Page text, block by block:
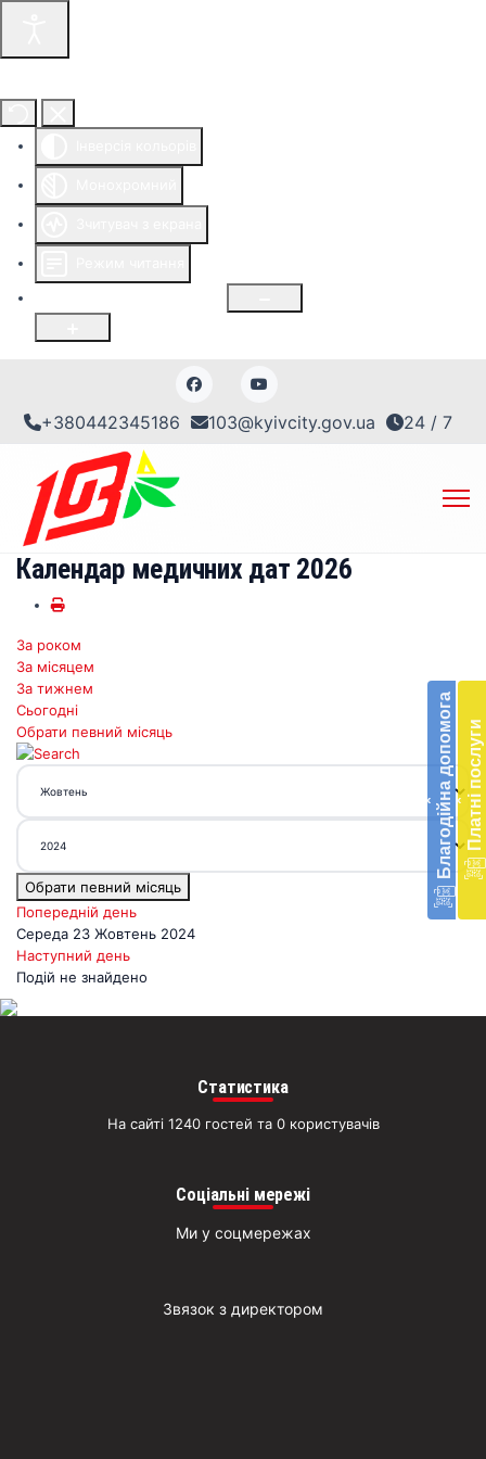
+380442345186 103@kyivcity.gov.ua 24 / 7
‹ Благодійна допомогав
‹ Платні послуги
Календар медичних дат 2026
За роком
За місяцем
За тижнем
Сьогодні
Обрати певний місяць
Обрати певний місяць
Попередній день
Середа 23 Жовтень 2024
Наступний день
Подій не знайдено
Статистика
На сайті 1240 гостей та 0 користувачів
Соціальні мережі
Ми у соцмережах
Звязок з директором